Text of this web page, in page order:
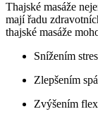
Thajské masáže
mají řadu
thajské masáže
Snížením
Zlepšením
Zvýšením